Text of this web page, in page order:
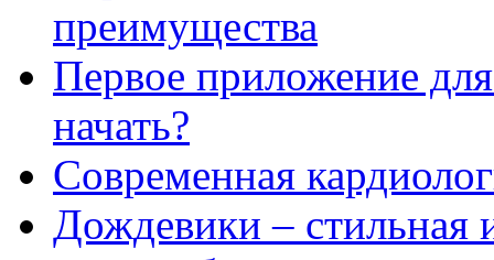
преимущества
Первое приложение
начать?
Современная
Дождевики – стильная